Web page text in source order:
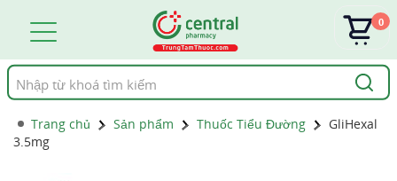
Tìm
kiếm
0
Trang chủ Sản phẩm Thuốc Tiểu Đường
GliHexal
3.5mg